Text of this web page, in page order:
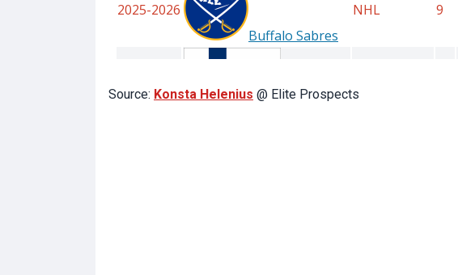
Source: Konsta Helenius @ Elite Prospects